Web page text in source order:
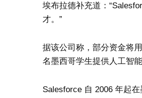
埃布拉德补充道：
才。”
据该公司称，部分资金将
名墨西哥学生提供人工智能
Salesforce 自 2006 年起